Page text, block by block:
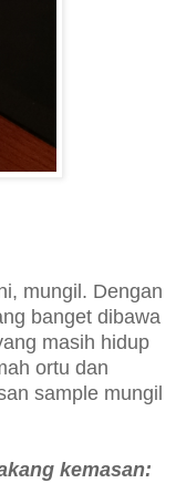
mungil. Dengan
banget dibawa
masih hidup
ortu dan
sample mungil
kemasan: